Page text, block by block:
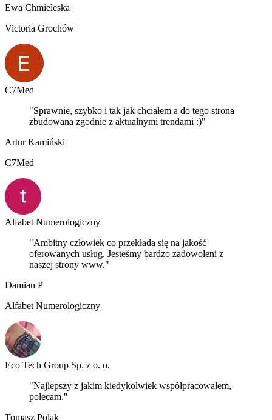
Ewa Chmieleska
Victoria Grochów
C7Med
"Sprawnie, szybko i tak jak chciałem a do tego strona
zbudowana zgodnie z aktualnymi trendami :)"
Artur Kamiński
C7Med
Alfabet Numerologiczny
"Ambitny człowiek co przekłada się na jakość
oferowanych usług. Jesteśmy bardzo zadowoleni z
naszej strony www."
Damian P
Alfabet Numerologiczny
Eco Tech Group Sp. z o. o.
"Najlepszy z jakim kiedykolwiek współpracowałem,
polecam."
Tomasz Polak